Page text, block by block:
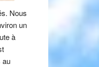
Nous
un
à
au